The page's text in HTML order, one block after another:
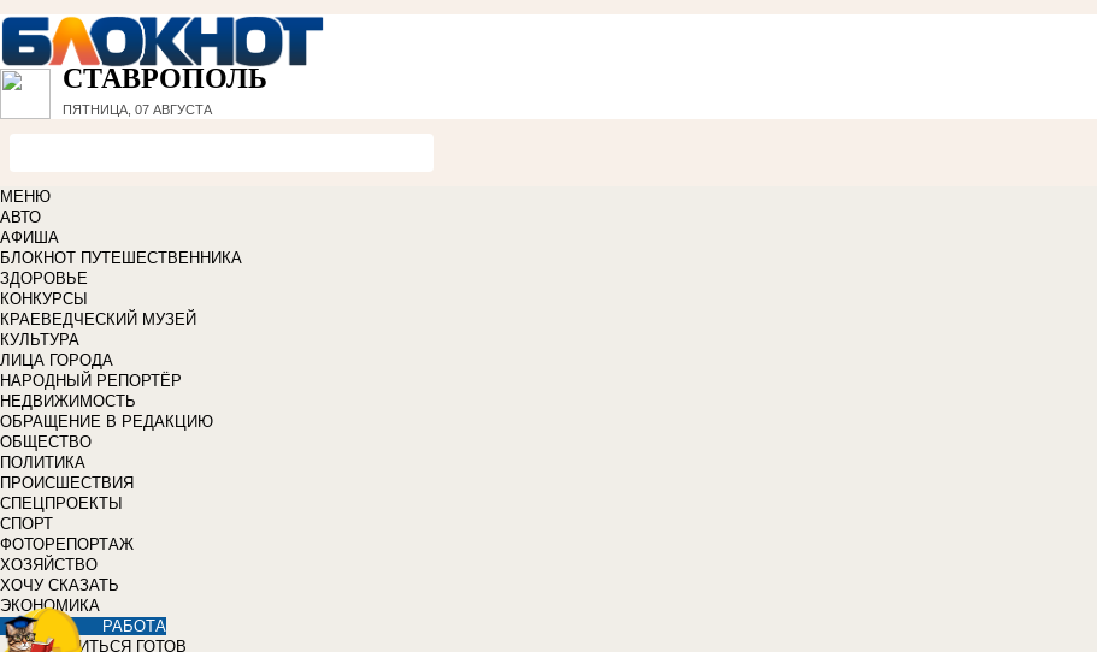
СТАВРОПОЛЬ
ПЯТНИЦА, 07 АВГУСТА
МЕНЮ
АВТО
АФИША
БЛОКНОТ ПУТЕШЕСТВЕННИКА
ЗДОРОВЬЕ
КОНКУРСЫ
КРАЕВЕДЧЕСКИЙ МУЗЕЙ
КУЛЬТУРА
ЛИЦА ГОРОДА
НАРОДНЫЙ РЕПОРТЁР
НЕДВИЖИМОСТЬ
ОБРАЩЕНИЕ В РЕДАКЦИЮ
ОБЩЕСТВО
ПОЛИТИКА
ПРОИСШЕСТВИЯ
СПЕЦПРОЕКТЫ
СПОРТ
ФОТОРЕПОРТАЖ
ХОЗЯЙСТВО
ХОЧУ СКАЗАТЬ
ЭКОНОМИКА
РАБОТА
УЧИТЬСЯ ГОТОВ